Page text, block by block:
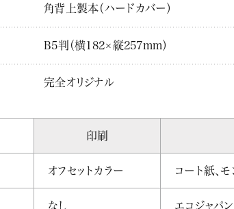
角背上製本（ハードカバー）
B5判（横182×縦257mm）
完全オリジナル
印刷
オフセットカラー コート紙、
なし エコジャパ